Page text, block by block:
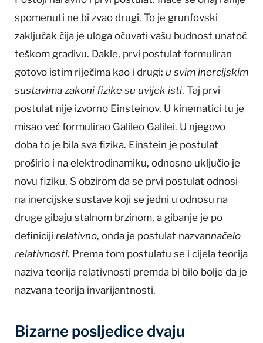
spomenuti ne bi zvao drugi. To je grunfovski
zaključak čija je uloga očuvati vašu budnost unatoč
teškom gradivu. Dakle, prvi postulat formuliran
gotovo istim riječima kao i drugi: u svim inercijskim
sustavima zakoni fizike su uvijek isti. Taj prvi
postulat nije izvorno Einsteinov. U kinematici tu je
misao već formulirao Galileo Galilei. U njegovo
doba to je bila sva fizika. Einstein je postulat
proširio i na elektrodinamiku, odnosno uključio je
novu fiziku. S obzirom da se prvi postulat odnosi
na inercijske sustave koji se jedni u odnosu na
druge gibaju stalnom brzinom, a gibanje je po
definiciji relativno, onda je postulat nazvannačelo
relativnosti. Prema tom postulatu se i cijela teorija
naziva teorija relativnosti premda bi bilo bolje da je
nazvana teorija invarijantnosti.
Bizarne posljedice dvaju